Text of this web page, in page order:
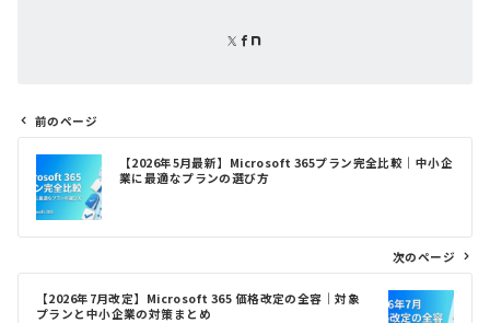
ゲ
ー
前のページ
【2026年5月最新】Microsoft 365プラン完全比較｜中小企
業に最適なプランの選び方
次のページ
【2026年7月改定】Microsoft 365 価格改定の全容｜対象
プランと中小企業の対策まとめ